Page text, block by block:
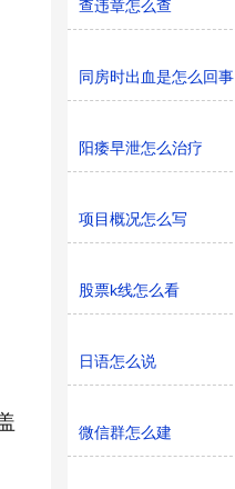
查违章怎么查
同房时出血是怎么回事
阳痿早泄怎么治疗
项目概况怎么写
股票k线怎么看
日语怎么说
微信群怎么建